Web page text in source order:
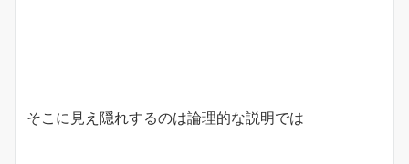
そこに見え隠れするのは論理的な説明では